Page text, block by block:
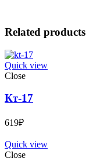
Related products
Quick view
Close
Кт-17
619₽
Quick view
Close